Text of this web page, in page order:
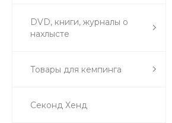
DVD, книги, журналы о
нахлысте
Товары для кемпинга
Секонд Хенд